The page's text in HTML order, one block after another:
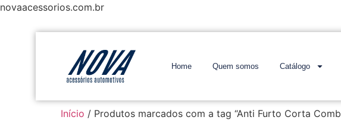
novaacessorios.com.br
Home Quem somos Catálogo
Início / Produtos marcados com a tag “Anti Furto Corta